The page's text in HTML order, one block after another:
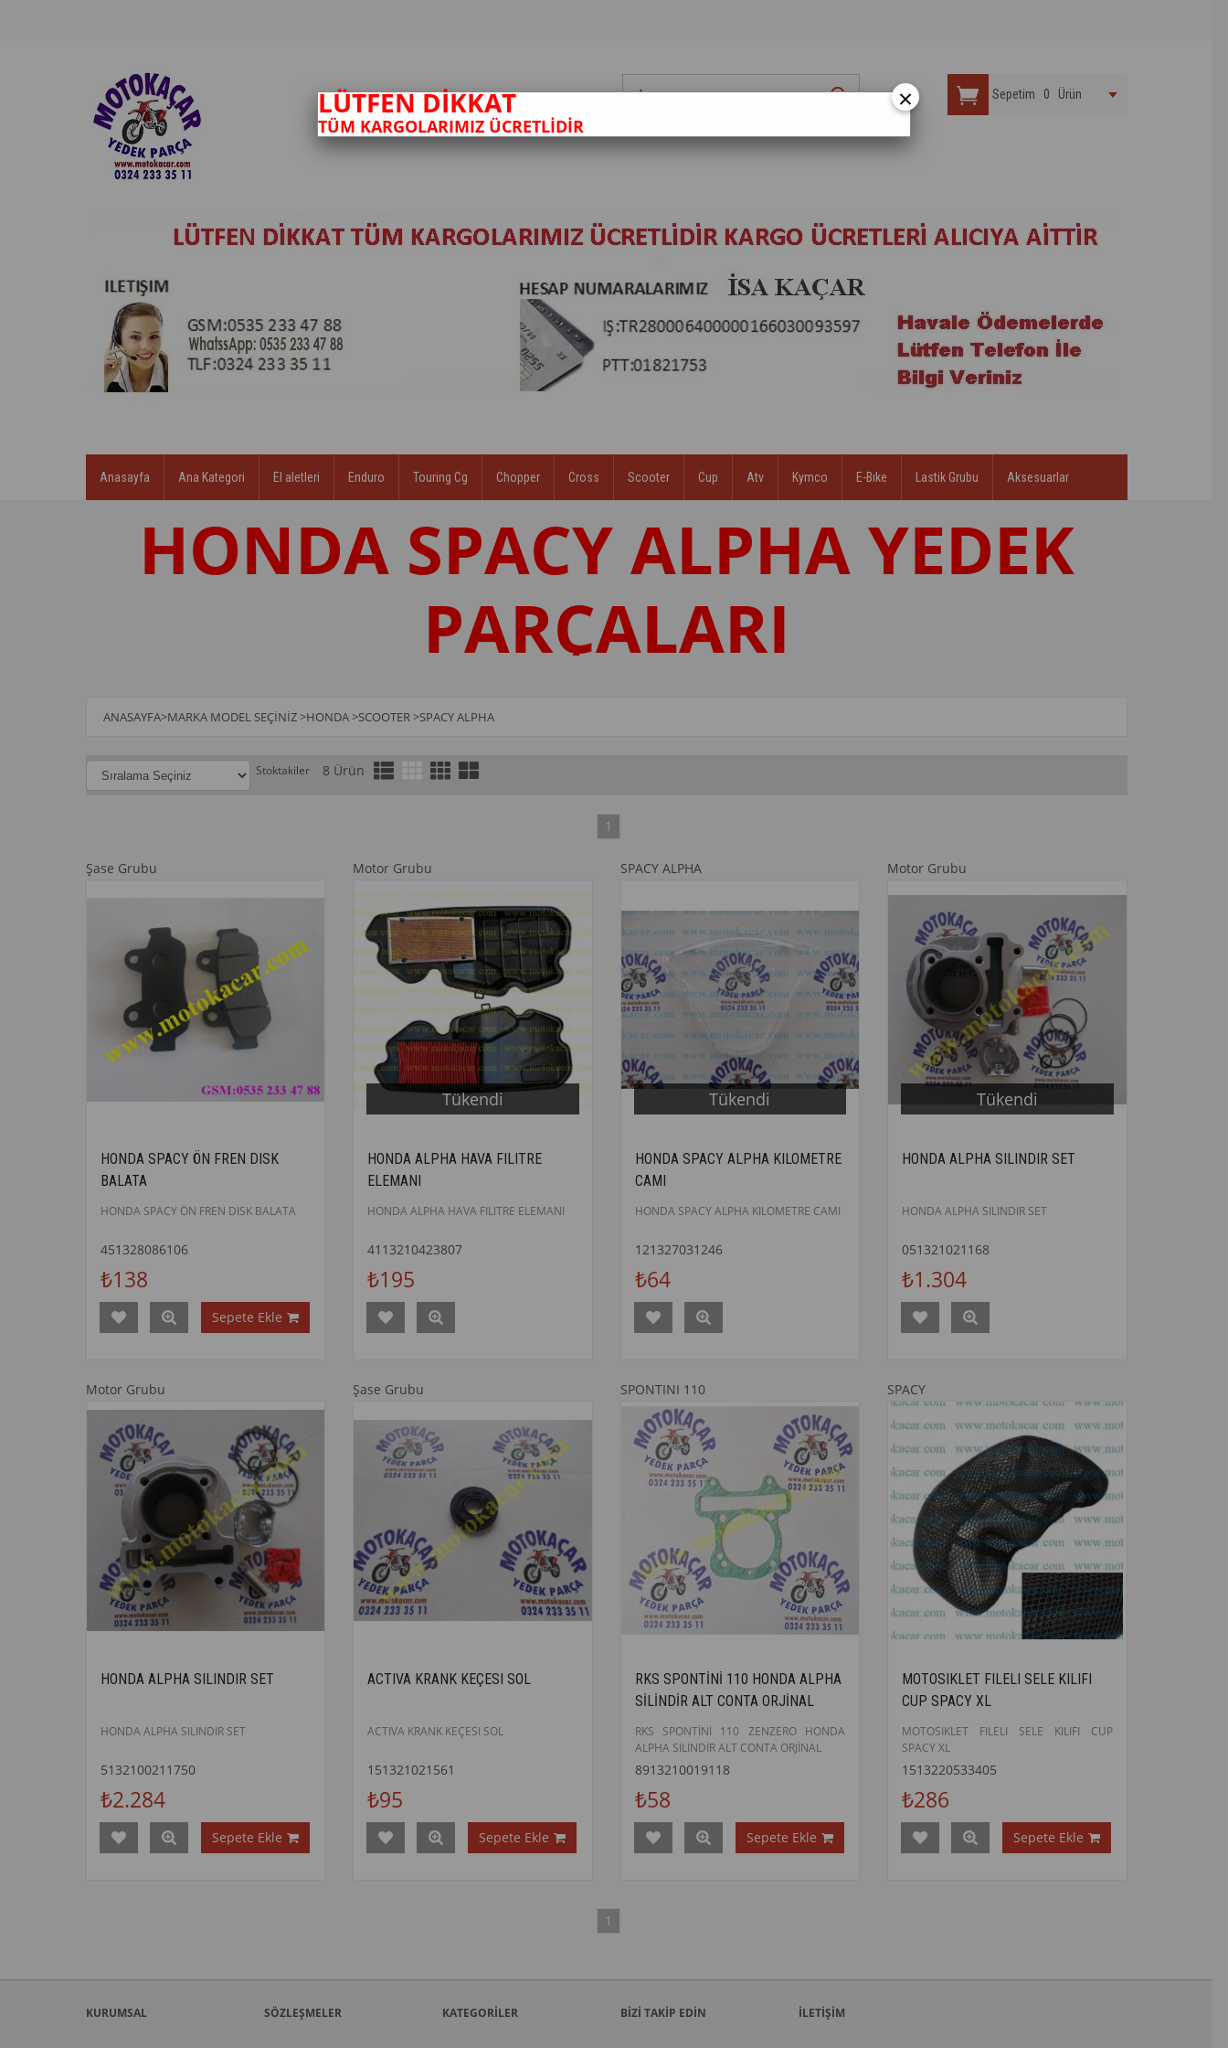
Sepetim 0 Ürün
Anasayfa Ana Kategori El aletleri Enduro Touring Cg Chopper Cross Scooter Cup Atv Kymco E-Bıke Lastik Grubu Aksesuarlar
HONDA SPACY ALPHA YEDEK
PARÇALARI
ANASAYFA>MARKA MODEL SEÇINIZ>HONDA>SCOOTER>SPACY ALPHA
Stoktakiler 8 Ürün
1
Şase Grubu
HONDA SPACY ÖN FREN DISK
BALATA
HONDA SPACY ÖN FREN DISK BALATA
451328086106
₺138
Sepete Ekle
Motor Grubu
Tükendi
HONDA ALPHA HAVA FILITRE
ELEMANI
HONDA ALPHA HAVA FILITRE ELEMANI
4113210423807
₺195
SPACY ALPHA
Tükendi
HONDA SPACY ALPHA KILOMETRE
CAMI
HONDA SPACY ALPHA KILOMETRE CAMI
121327031246
₺64
Motor Grubu
Tükendi
HONDA ALPHA SILINDIR SET
HONDA ALPHA SILINDIR SET
051321021168
₺1.304
Motor Grubu
HONDA ALPHA SILINDIR SET
HONDA ALPHA SILINDIR SET
5132100211750
₺2.284
Sepete Ekle
Şase Grubu
ACTIVA KRANK KEÇESI SOL
ACTIVA KRANK KEÇESI SOL
151321021561
₺95
Sepete Ekle
SPONTINI 110
RKS SPONTİNİ 110 HONDA ALPHA
SİLİNDİR ALT CONTA ORJİNAL
RKS SPONTİNİ 110 ZENZERO HONDA
ALPHA SİLİNDİR ALT CONTA ORJİNAL
8913210019118
₺58
Sepete Ekle
SPACY
MOTOSIKLET FILELI SELE KILIFI
CUP SPACY XL
MOTOSIKLET FILELI SELE KILIFI CUP
SPACY XL
1513220533405
₺286
Sepete Ekle
1
KURUMSAL SÖZLEŞMELER KATEGORİLER BİZİ TAKİP EDİN İLETIŞIM
×
LÜTFEN DİKKAT
TÜM KARGOLARIMIZ ÜCRETLİDİR